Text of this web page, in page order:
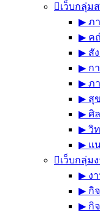
เว็บกลุ่ม
▶︎ ภ
▶︎ ค
▶︎ สั
▶︎ ก
▶︎ ภ
▶︎ สุ
▶︎ ศิ
▶︎ วิ
▶︎ แ
เว็บกลุ่ม
▶︎ ง
▶︎ กิ
▶︎ กิ